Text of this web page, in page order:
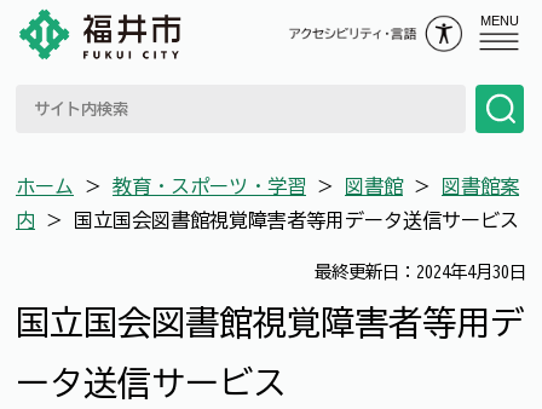
MENU
ホーム ＞ 教育・スポーツ・学習 ＞ 図書館＞
図書館案
内 ＞ 国立国会図書館視覚障害者等用データ送信サービス
最終更新日：2024年4月30日
国立国会図書館視覚障害者等用デ
ータ送信サービス